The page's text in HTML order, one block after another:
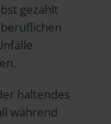
gezahlt
haltendes
während